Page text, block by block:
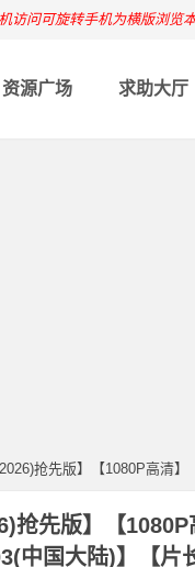
访问可旋转手机为横版浏览
资源广场 求助大厅
抢先版】【1080P高清
抢先版】【
中国大陆)】【